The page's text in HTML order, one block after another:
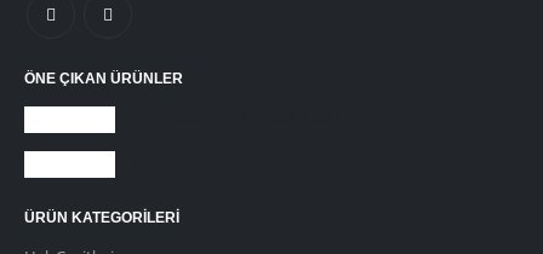
ÖNE ÇIKAN ÜRÜNLER
ÜRÜN KATEGORILERI